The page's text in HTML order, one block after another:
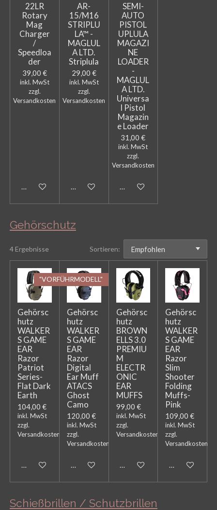
22LR
Rotary
Mag
Charger
/
Speedloa
der
39,00 €
inkl. MwSt
zzgl.
Versandkosten
Bei Verfügbarkeit benachrichtigen
AR-
15/M16
STRIPLU
LA™ -
MAGLUL
A LTD.
Striplula
29,00 €
inkl. MwSt
zzgl.
Versandkosten
In den Warenkorb
SEMI-
AUTO
PISTOL
UPLULA
MAGAZI
NE
LOADER
-
MAGLUL
A LTD.
Universa
l Pistol
Magazin
e Loader
31,00 €
inkl. MwSt
zzgl.
Versandkosten
In den Warenkorb
Gehörschutz
4 Ergebnisse Sortieren:
Gehörsc
hutz
WALKER
S GAME
EAR
Razor
Patriot
Series-
Flat Dark
Earth
104,00 €
inkl. MwSt
zzgl.
Versandkosten
In den Warenkorb
"VORFÜHRMODELL"
Gehörsc
hutz
WALKER
S GAME
EAR
Razor
Digital
Ear Muff
ATACS
Ghost
Camo
120,00 €
inkl. MwSt
zzgl.
Versandkosten
In den Warenkorb
Gehörsc
hutz
BROWN
ELLS 3.0
PREMIU
M
ELECTR
ONIC
EAR
MUFFS
99,00 €
inkl. MwSt
zzgl.
Versandkosten
In den Warenkorb
Gehörsc
hutz
WALKER
S GAME
EAR
Razor
Slim
Shooter
Folding
Muffs-
Pink
109,00 €
inkl. MwSt
zzgl.
Versandkosten
In den
Schießbrillen / Schutzbrillen